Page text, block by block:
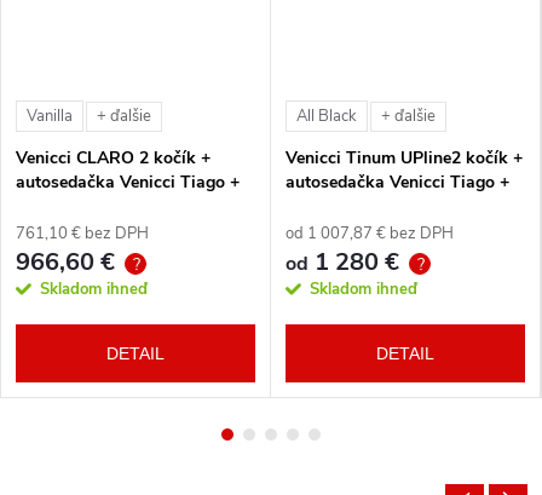
Vanilla + ďalšie
Venicci CLARO 2 kočík +
autosedačka Venicci Tiago +
761,10 € bez DPH
966,60 € ?
Skladom ihneď
DETAIL
All Black + ďalšie
Venicci Tinum UPline2 kočík +
autosedačka Venicci Tiago +
od 1 007,87 € bez DPH
od 1 280 € ?
Skladom ihneď
DETAIL